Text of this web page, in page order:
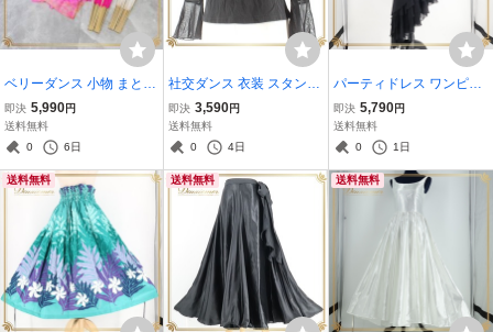
ベリーダンス 小物 まとめ
売り 全2点 セット ファン
ベール 鮮やか 白 青 紫 黄
タイダイ柄 カラフル ダン
ダンス
即決 5,990円
送料無料
0
6日
社交ダンス 衣装 スタンダ
ード トップス レッスンウ
ェア レディース ICHIOKU
練習着 フォーマル ブラッ
ック
即決 3,590円
送料無料
0
4日
パーティドレス ワンピー
ス ドレス main blutt 黒 パ
ーティ 発表会 イベント ブ
ラック系 真っ黒 無地 シン
レース
即決 5,790円
送料無料
0
1日
送料無料 送料無料 送料無料